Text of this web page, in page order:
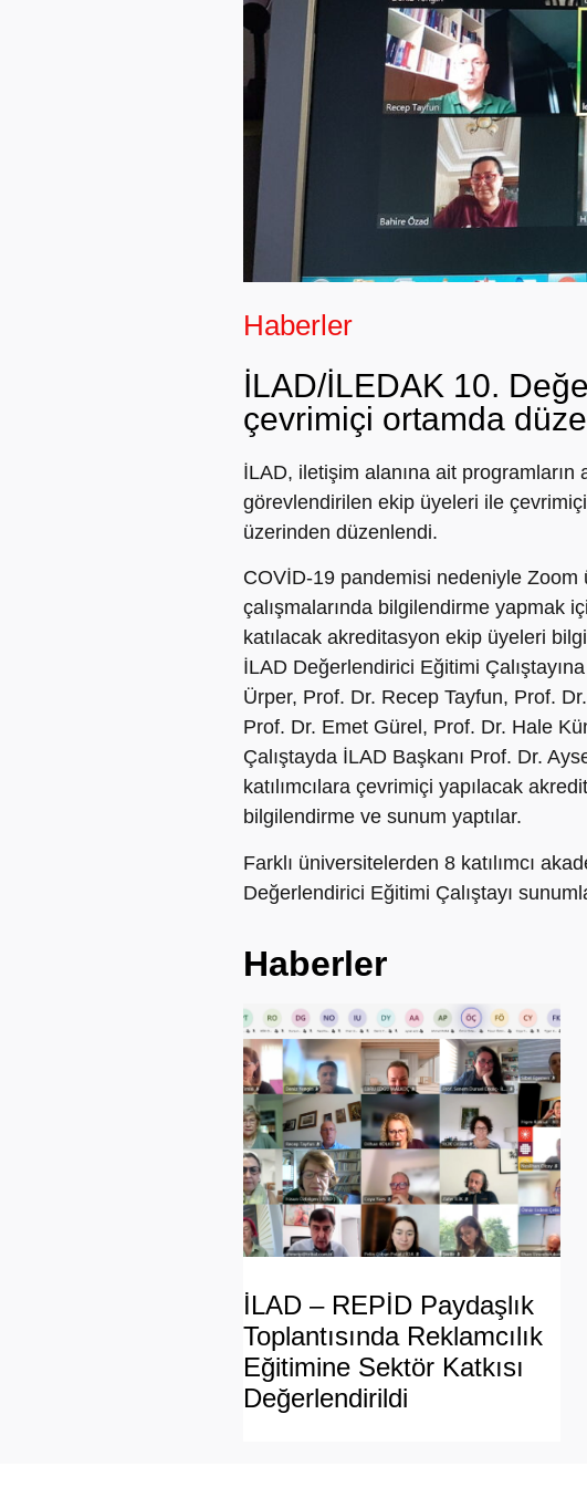
Haberler
İLAD/İLEDAK 10.
çevrimiçi ortamda
İLAD, iletişim alanına ait
görevlendirilen ekip üyeleri ile
üzerinden düzenlendi.
COVİD-19 pandemisi nedeniyle
çalışmalarında bilgilendirme yapmak
katılacak akreditasyon ekip üyeleri
İLAD Değerlendirici Eğitimi
Ürper, Prof. Dr. Recep Tayfun, Prof.
Prof. Dr. Emet Gürel, Prof. Dr. Hale
Çalıştayda İLAD Başkanı Prof. Dr.
katılımcılara çevrimiçi yapılacak
bilgilendirme ve sunum yaptılar.
Farklı üniversitelerden 8 katılımcı
Değerlendirici Eğitimi Çalıştayı
Haberler
İLAD – REPİD Paydaşlık
Toplantısında Reklamcılık
Eğitimine Sektör Katkısı
Değerlendirildi